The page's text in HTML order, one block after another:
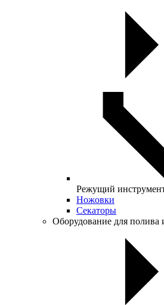
Режущий
Ножовки
Секаторы
Оборудование для полива